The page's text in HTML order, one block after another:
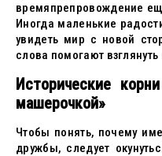
времяпрепровождение
Иногда маленькие
увидеть мир с новой
слова помогают
Исторические
машерочкой»
Чтобы понять, почему
дружбы, следует